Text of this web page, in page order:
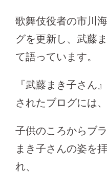
歌舞伎役者の市川
グを更新し、武藤
て語っています。
『武藤まき子さん
されたブログには、
子供のころからブ
まき子さんの姿を
れ、